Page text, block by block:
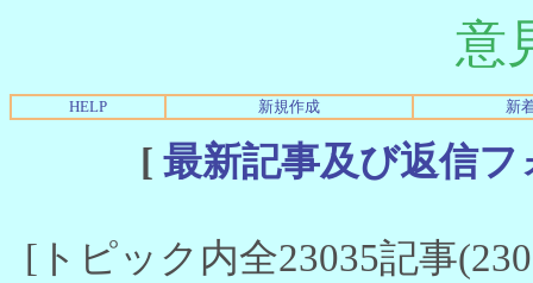
意
HELP 新規作成 新
[ 最新記事及び返信
[トピック内全23035記事